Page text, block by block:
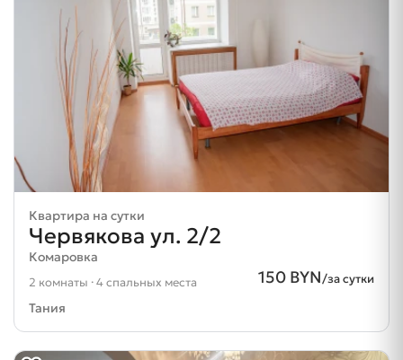
Квартира на сутки
Червякова ул. 2/2
Комаровка
150 BYN/за сутки
2 комнаты · 4 спальных места
Тания